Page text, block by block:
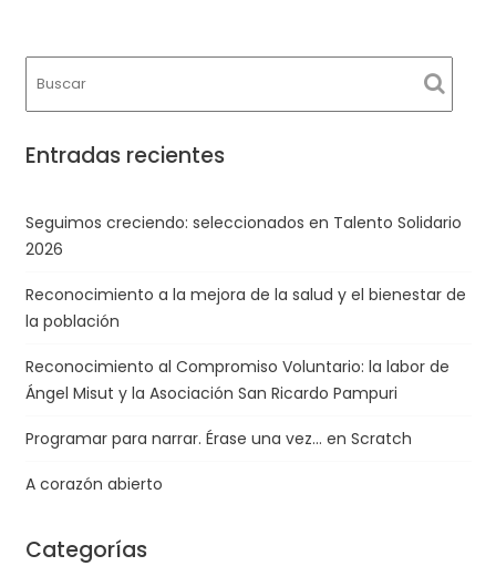
Entradas recientes
Seguimos creciendo: seleccionados en Talento Solidario
2026
Reconocimiento a la mejora de la salud y el bienestar de
la población
Reconocimiento al Compromiso Voluntario: la labor de
Ángel Misut y la Asociación San Ricardo Pampuri
Programar para narrar. Érase una vez… en Scratch
A corazón abierto
Categorías